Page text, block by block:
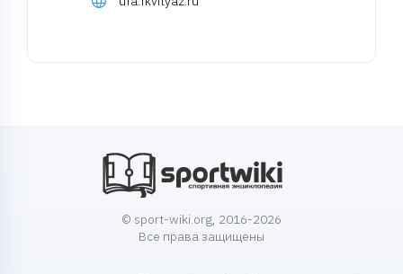
© sport-wiki.org, 2016-2026
Все права защищены